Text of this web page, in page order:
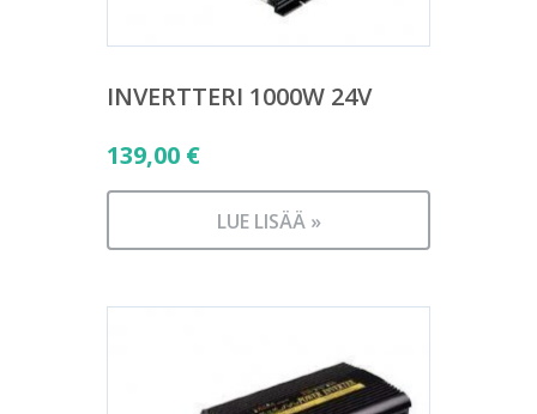
INVERTTERI 1000W 24V
139,00 €
LUE LISÄÄ »